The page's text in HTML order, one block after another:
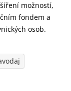
možností,
fondem a
osob.